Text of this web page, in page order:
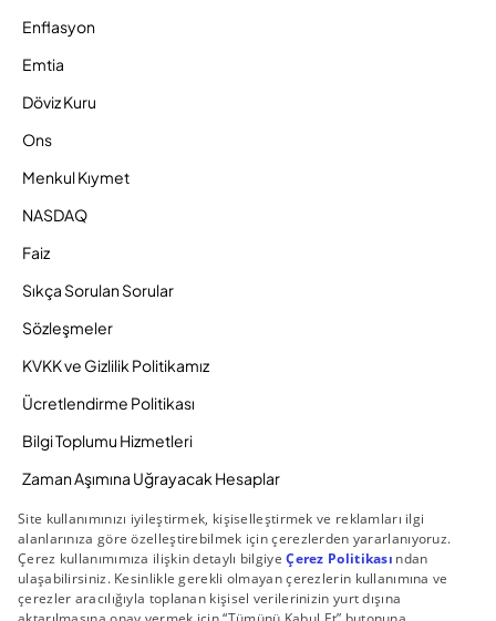
Enflasyon
Emtia
Döviz Kuru
Ons
Menkul Kıymet
NASDAQ
Faiz
Sıkça Sorulan Sorular
Sözleşmeler
KVKK ve Gizlilik Politikamız
Ücretlendirme Politikası
Bilgi Toplumu Hizmetleri
Zaman Aşımına Uğrayacak Hesaplar
Duyurular ve Kampanyalar